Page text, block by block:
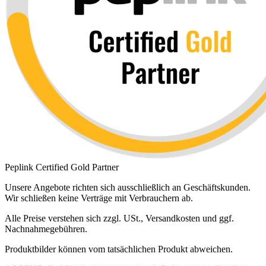
Peplink Certified Gold Partner
Unsere Angebote richten sich ausschließlich an Geschäftskunden.
Wir schließen keine Verträge mit Verbrauchern ab.
Alle Preise verstehen sich zzgl. USt., Versandkosten und ggf.
Nachnahmegebühren.
Produktbilder können vom tatsächlichen Produkt abweichen.